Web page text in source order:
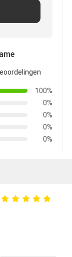
100%
0%
0%
0%
0%